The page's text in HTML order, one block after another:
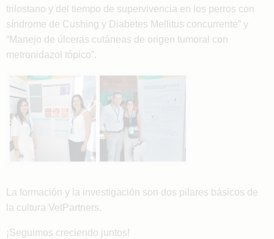
trilostano y del tiempo de supervivencia en los perros con
síndrome de Cushing y Diabetes Mellitus concurrente” y
“Manejo de úlceras cutáneas de origen tumoral con
metronidazol tópico”.
La formación y la investigación son dos pilares básicos de
la cultura VetPartners.
¡Seguimos creciendo juntos!